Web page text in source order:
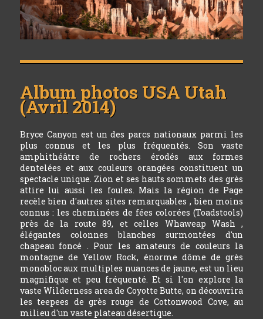
Album photos USA Utah
(Avril 2014)
Bryce Canyon est un des parcs nationaux parmi les
plus connus et les plus fréquentés. Son vaste
amphithéâtre de rochers érodés aux formes
dentelées et aux couleurs orangées constituent un
spectacle unique. Zion et ses hauts sommets des grès
attire lui aussi les foules. Mais la région de Page
recèle bien d'autres sites remarquables , bien moins
connus : les cheminées de fées colorées (Toadstools)
près de la route 89, et celles Whaweap Wash ,
élégantes colonnes blanches surmontées d'un
chapeau foncé . Pour les amateurs de couleurs la
montagne de Yellow Rock, énorme dôme de grès
monobloc aux multiples nuances de jaune, est un lieu
magnifique et peu fréquenté. Et si l'on explore la
vaste Wilderness area de Coyotte Butte, on découvrira
les teepees de grès rouge de Cottonwood Cove, au
milieu d'un vaste plateau désertique.